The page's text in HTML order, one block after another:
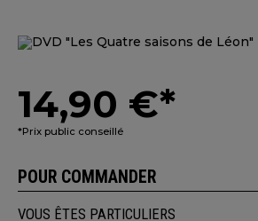
14,90 €*
*Prix public conseillé
POUR COMMANDER
VOUS ÊTES PARTICULIERS